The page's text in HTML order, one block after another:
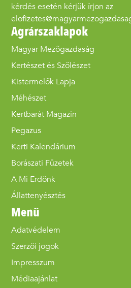
kérdés esetén kérjük írjon az
Agrárszaklapok
Magyar Mezőgazdaság
Kertészet és Szőlészet
Kistermelők Lapja
Méhészet
Kertbarát Magazin
Pegazus
Kerti Kalendárium
Borászati Füzetek
A Mi Erdőnk
Állattenyésztés
Menü
Adatvédelem
Szerzői jogok
Impresszum
Médiaajánlat